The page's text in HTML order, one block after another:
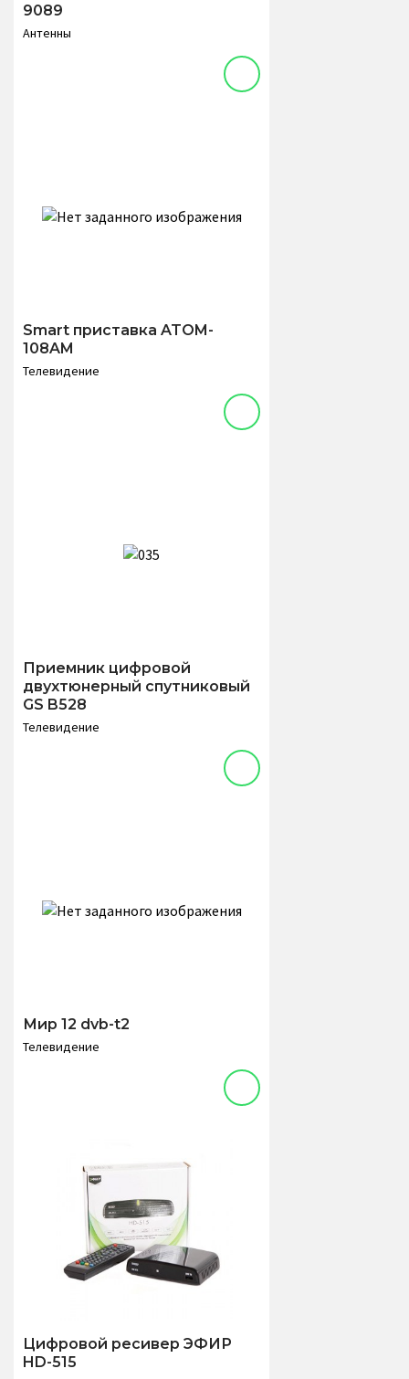
9089
Антенны
Smart приставка ATOM-
108AM
Телевидение
Приемник цифровой
двухтюнерный спутниковый
GS B528
Телевидение
Мир 12 dvb-t2
Телевидение
Цифровой ресивер ЭФИР
HD-515